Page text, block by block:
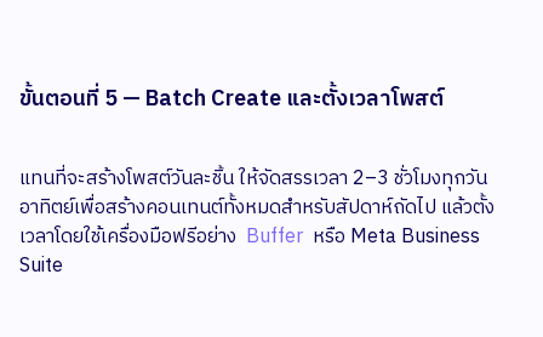
ขั้นตอนที่ 5 — Batch Create และตั้งเวลาโพสต์
แทนที่จะสร้างโพสต์วันละชิ้น ให้จัดสรรเวลา 2–3 ชั่วโมงทุกวัน
อาทิตย์เพื่อสร้างคอนเทนต์ทั้งหมดสำหรับสัปดาห์ถัดไป แล้วตั้ง
เวลาโดยใช้เครื่องมือฟรีอย่าง Buffer หรือ Meta Business
Suite